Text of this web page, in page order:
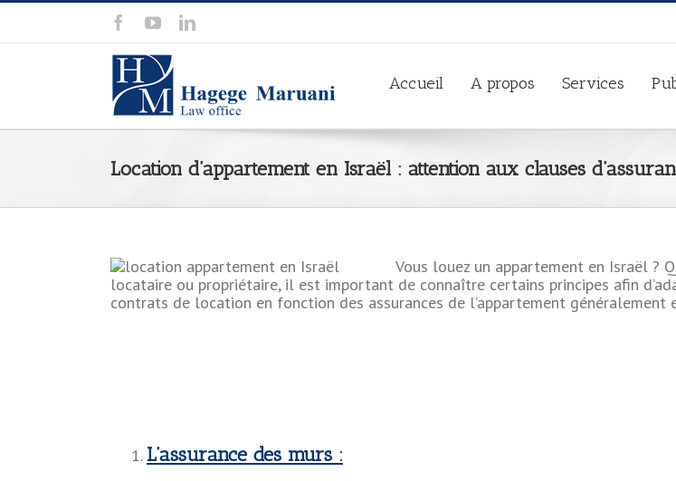
Accueil A propos Services
Location d’appartement en Israël : attention aux clauses
Vous louez un appartement en Israël ?
locataire ou propriétaire, il est important de connaître certains principes afin
contrats de location en fonction des assurances de l’appartement généralement
L’assurance des murs :